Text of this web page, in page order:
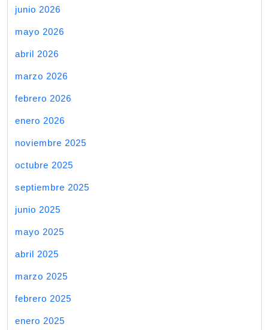
junio 2026
mayo 2026
abril 2026
marzo 2026
febrero 2026
enero 2026
noviembre 2025
octubre 2025
septiembre 2025
junio 2025
mayo 2025
abril 2025
marzo 2025
febrero 2025
enero 2025